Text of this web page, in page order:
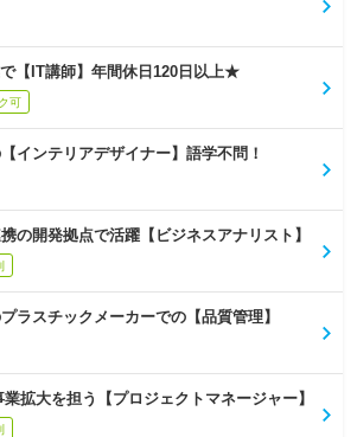
【IT講師】年間休日120日以上★
可
インテリアデザイナー】語学不問！
開発拠点で活躍【ビジネスアナリスト】
ラスチックメーカーでの【品質管理】
拡大を担う【プロジェクトマネージャー】